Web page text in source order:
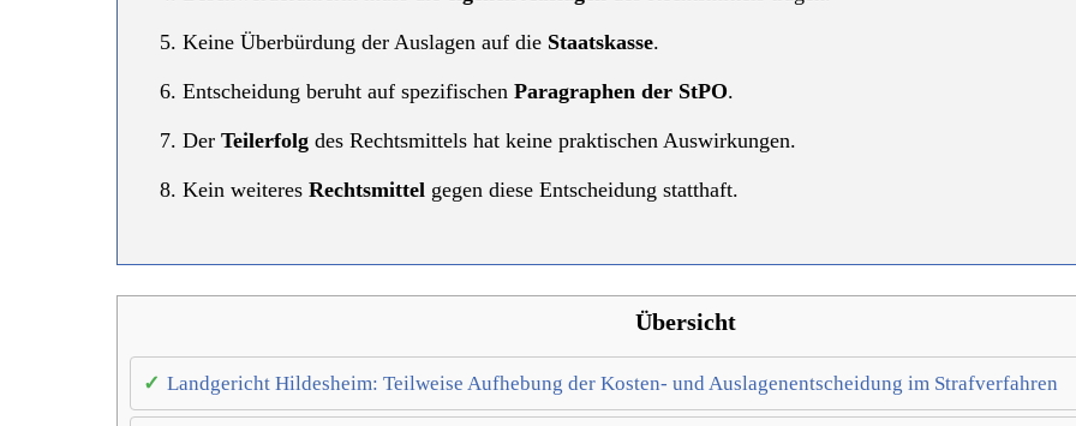
Keine Überbürdung der Auslagen auf die Staatskasse.
Entscheidung beruht auf spezifischen Paragraphen der StPO.
Der Teilerfolgdes Rechtsmittels hat keine praktischen Auswirkungen.
Kein weiteres Rechtsmittelgegen diese Entscheidung statthaft.
Übersicht
Landgericht Hildesheim: Teilweise Aufhebung der Kosten- und Auslagenentscheidung im Strafverfahren